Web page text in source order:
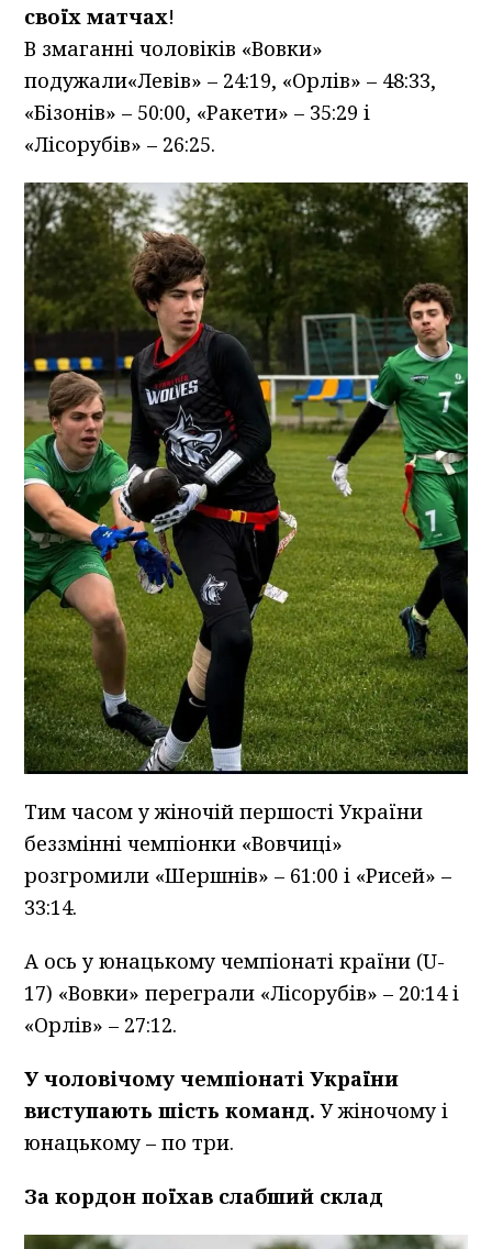
своїх матчах!
В змаганні чоловіків «Вовки»
подужали«Левів» – 24:19, «Орлів» – 48:33,
«Бізонів» – 50:00, «Ракети» – 35:29 і
«Лісорубів» – 26:25.
Тим часом у жіночій першості України
беззмінні чемпіонки «Вовчиці»
розгромили «Шершнів» – 61:00 і «Рисей» –
33:14.
А ось у юнацькому чемпіонаті країни (U-
17) «Вовки» переграли «Лісорубів» – 20:14 і
«Орлів» – 27:12.
У чоловічому чемпіонаті України
виступають шість команд. У жіночому і
юнацькому – по три.
За кордон поїхав слабший склад